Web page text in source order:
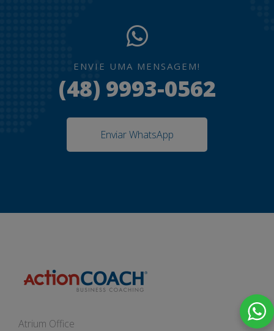
ENVIE UMA MENSAGEM!
(48) 9993-0562
Enviar WhatsApp
Atrium Office